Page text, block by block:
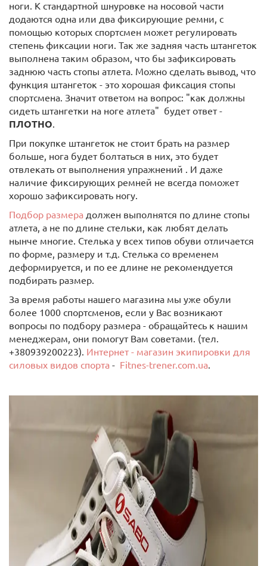
ноги. К стандартной шнуровке на носовой части
додаются одна или два фиксирующие ремни, с
помощью которых спортсмен может регулировать
степень фиксации ноги. Так же задняя часть штангеток
выполнена таким образом, что бы зафиксировать
заднюю часть стопы атлета. Можно сделать вывод, что
функция штангеток - это хорошая фиксация стопы
спортсмена. Значит ответом на вопрос: "как должны
сидеть штангетки на ноге атлета" будет ответ -
ПЛОТНО.
При покупке штангеток не стоит брать на размер
больше, нога будет болтаться в них, это будет
отвлекать от выполнения упражнений . И даже
наличие фиксирующих ремней не всегда поможет
хорошо зафиксировать ногу.
Подбор размера должен выполнятся по длине стопы
атлета, а не по длине стельки, как любят делать
нынче многие. Стелька у всех типов обуви отличается
по форме, размеру и т.д. Стелька со временем
деформируется, и по ее длине не рекомендуется
подбирать размер.
За время работы нашего магазина мы уже обули
более 1000 спортсменов, если у Вас возникают
вопросы по подбору размера - обращайтесь к нашим
менеджерам, они помогут Вам советами. (тел.
+380939200223). Интернет - магазин экипировки для
силовых видов спорта - Fitnes-trener.com.ua.